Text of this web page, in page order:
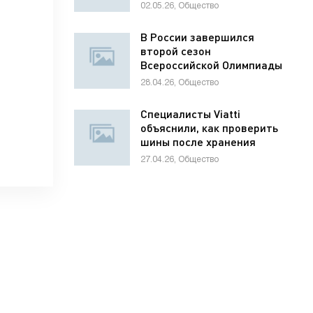
02.05.26, Общество
В России завершился
второй сезон
Всероссийской Олимпиады
школьников по
28.04.26, Общество
Специалисты Viatti
объяснили, как проверить
шины после хранения
27.04.26, Общество